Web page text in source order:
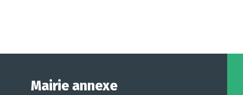
Mairie annexe